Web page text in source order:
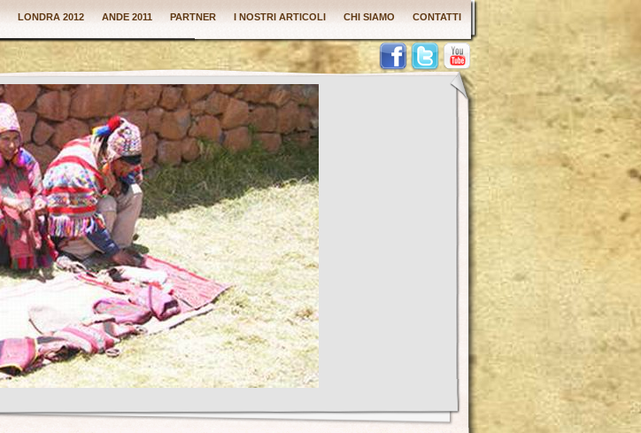
LONDRA 2012 ANDE 2011 PARTNER I NOSTRI ARTICOLI CHI SIAMO CONTATTI